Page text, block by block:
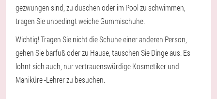
gezwungen sind, zu duschen oder im Pool zu schwimmen,
tragen Sie unbedingt weiche Gummischuhe.
Wichtig!Tragen Sie nicht die Schuhe einer anderen Person,
gehen Sie barfuß oder zu Hause, tauschen Sie Dinge aus. Es
lohnt sich auch, nur vertrauenswürdige Kosmetiker und
Maniküre -Lehrer zu besuchen.